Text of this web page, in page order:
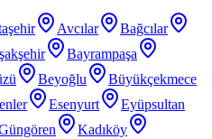
Avcılar
Bağcılar
Bayrampaşa
Beyoğlu
Büyükçekmece
Esenyurt
Eyüpsultan
Kadıköy